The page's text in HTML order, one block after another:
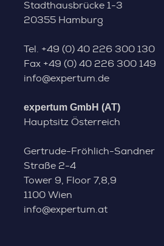
Stadthausbrücke 1-3
20355 Hamburg
Tel. +49 (0) 40 226 300 130
Fax +49 (0) 40 226 300 149
info@expertum.de
expertum GmbH (AT)
Hauptsitz Österreich
Gertrude-Fröhlich-Sandner
Straße 2-4
Tower 9, Floor 7,8,9
1100 Wien
info@expertum.at